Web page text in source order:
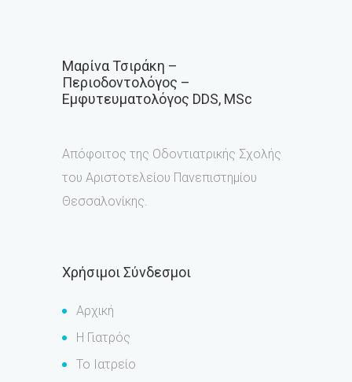
Μαρίνα Τσιράκη –
Περιοδοντολόγος –
Εμφυτευματολόγος DDS, MSc
Απόφοιτος της Οδοντιατρικής Σχολής
του Αριστοτελείου Πανεπιστημίου
Θεσσαλονίκης.
Χρήσιμοι Σύνδεσμοι
Αρχική
Η Γιατρός
Το Ιατρείο